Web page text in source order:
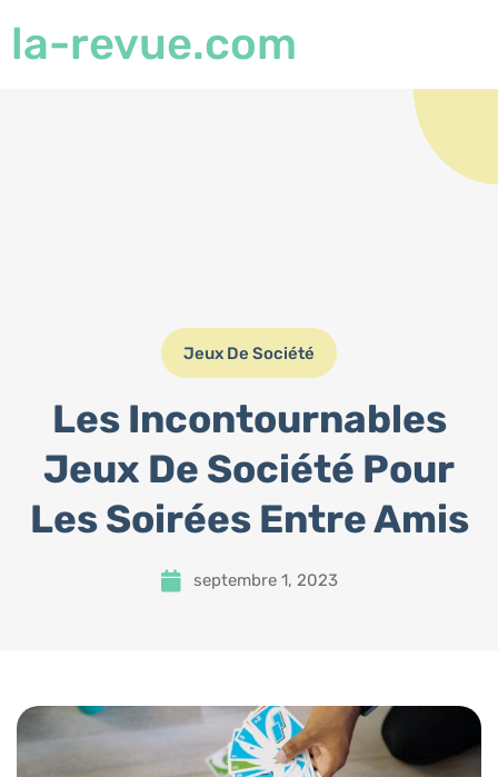
la-revue.com
Jeux De Société
Les Incontournables
Jeux De Société Pour
Les Soirées Entre Amis
septembre 1, 2023